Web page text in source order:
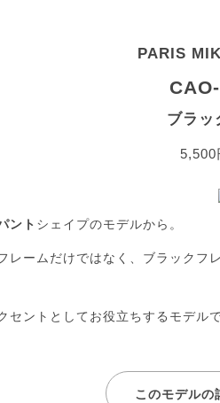
PARIS
ブラッ
5,500
ント シェイプのモデルから。
レームだけではなく、ブラックフ
セントとしてお役立ちするモデル
このモデルの